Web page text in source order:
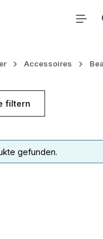
Accessoires
filtern
gefunden.